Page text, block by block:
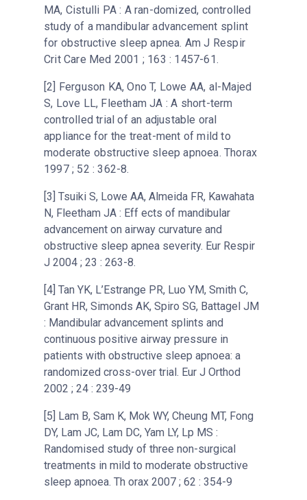
et qu'elles soient posées par un
professionnel qualifié.
MA, Cistulli PA : A ran-domized, controlled
study of a mandibular advancement splint
for obstructive sleep apnea. Am J Respir
Crit Care Med 2001 ; 163 : 1457-61.
[2] Ferguson KA, Ono T, Lowe AA, al-Majed
S, Love LL, Fleetham JA : A short-term
controlled trial of an adjustable oral
appliance for the treat-ment of mild to
moderate obstructive sleep apnoea. Thorax
1997 ; 52 : 362-8.
[3] Tsuiki S, Lowe AA, Almeida FR, Kawahata
N, Fleetham JA : Eff ects of mandibular
advancement on airway curvature and
obstructive sleep apnea severity. Eur Respir
J 2004 ; 23 : 263-8.
[4] Tan YK, L’Estrange PR, Luo YM, Smith C,
Grant HR, Simonds AK, Spiro SG, Battagel JM
: Mandibular advancement splints and
continuous positive airway pressure in
patients with obstructive sleep apnoea: a
randomized cross-over trial. Eur J Orthod
2002 ; 24 : 239-49
[5] Lam B, Sam K, Mok WY, Cheung MT, Fong
DY, Lam JC, Lam DC, Yam LY, Lp MS :
Randomised study of three non-surgical
treatments in mild to moderate obstructive
sleep apnoea. Th orax 2007 ; 62 : 354-9